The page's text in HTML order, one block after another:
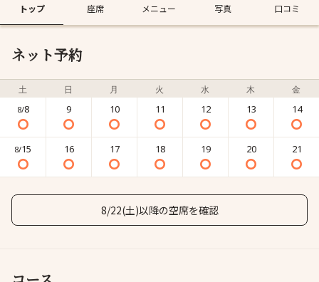
トップ 座席 メニュー 写真 口コミ
ネット予約
土 日 月 火 水 木 金
8/8 9 10 11 12 13 14
8/15 16 17 18 19 20 21
8/22(土)以降の空席を確認